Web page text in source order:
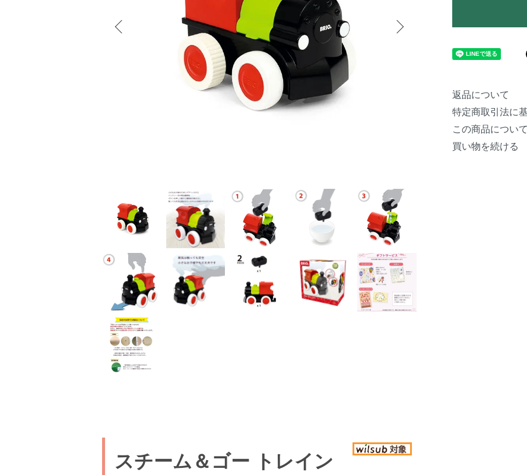
返品について
特定商取引法に
この商品につい
買い物を続ける
スチーム＆ゴー トレイン